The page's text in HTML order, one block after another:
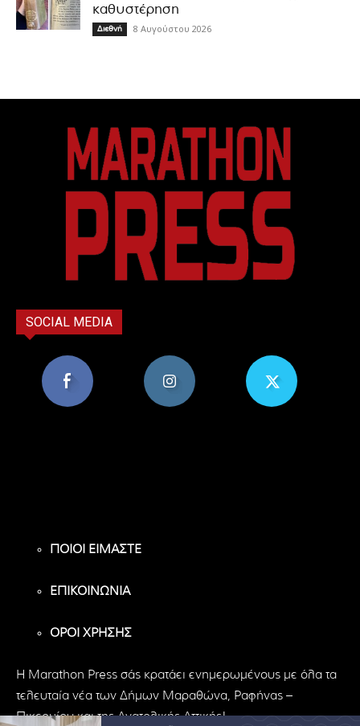
καθυστέρηση
Διεθνή 8 Αυγούστου 2026
SOCIAL MEDIA
ΠΟΙΟΙ ΕΙΜΑΣΤΕ
ΕΠΙΚΟΙΝΩΝΙΑ
ΟΡΟΙ ΧΡΗΣΗΣ
H Marathon Press σάς κρατάει ενημερωμένους με όλα τα
τελευταία νέα των Δήμων Μαραθώνα, Ραφήνας –
Πικερμίου και της Ανατολικής Αττικής!